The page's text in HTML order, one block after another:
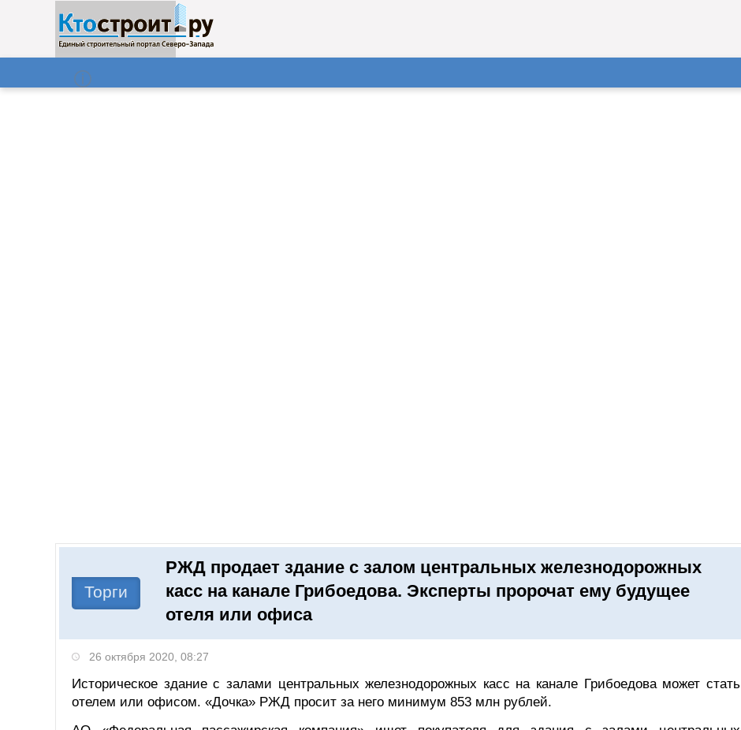
Торги
РЖД продает здание с залом центральных железнодорожных
касс на канале Грибоедова. Эксперты пророчат ему будущее
отеля или офиса
26 октября 2020, 08:27
Историческое здание с залами центральных железнодорожных касс на канале Грибоедова может стать
отелем или офисом. «Дочка» РЖД просит за него минимум 853 млн рублей.